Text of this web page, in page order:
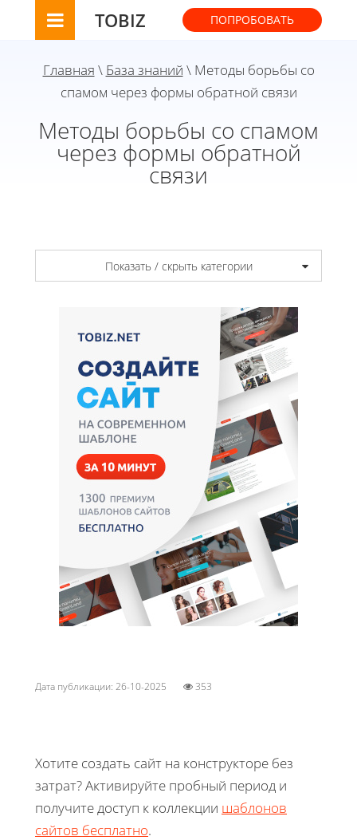
TOBIZ ПОПРОБОВАТЬ
Главная \ База знаний \ Методы борьбы со
спамом через формы обратной связи
Методы борьбы со спамом
через формы обратной
связи
Показать / скрыть категории
Дата публикации: 26-10-2025 353
Хотите создать сайт на конструкторе без
затрат? Активируйте пробный период и
получите доступ к коллекции шаблонов
сайтов бесплатно.